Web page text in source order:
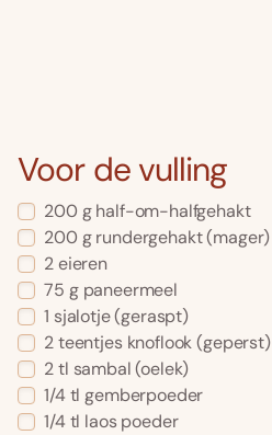
Voor de vulling
200 g half-om-halfgehakt
200 g rundergehakt(mager)
2eieren
75 g paneermeel
1 sjalotje(geraspt)
2teentjes knoflook(geperst)
2tl sambal(oelek)
1/4 tl gemberpoeder
1/4 tl laos poeder